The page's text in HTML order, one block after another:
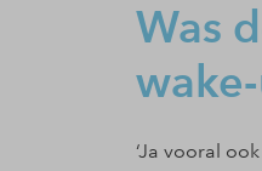
Was
‘Ja vooral